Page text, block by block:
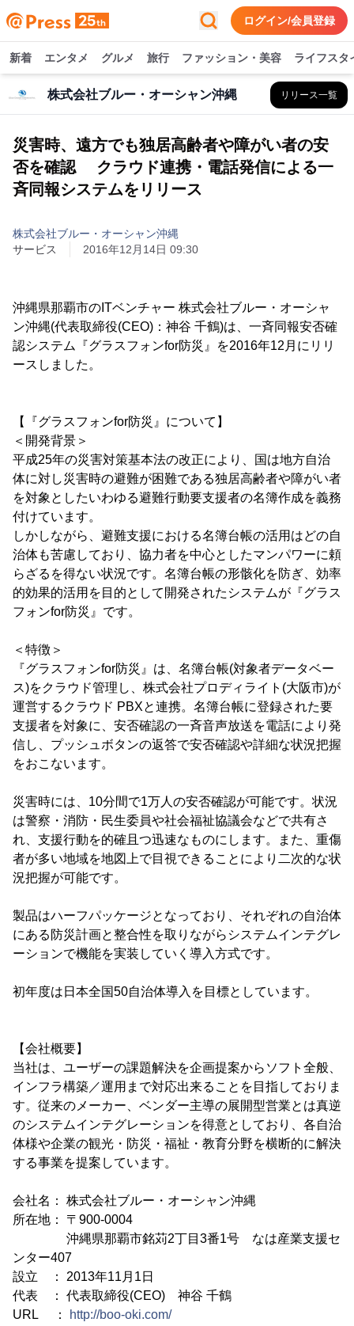
ログイン/会員登録
新着 エンタメ グルメ 旅行 ファッション・美容 ライフスタ
株式会社ブルー・オーシャン沖縄 リリース一覧
災害時、遠方でも独居高齢者や障がい者の安
否を確認 クラウド連携・電話発信による一
斉同報システムをリリース
株式会社ブルー・オーシャン沖縄
サービス
2016年12月14日 09:30
沖縄県那覇市のITベンチャー 株式会社ブルー・オーシャ
ン沖縄(代表取締役(CEO)：神谷 千鶴)は、一斉同報安否確
認システム『グラスフォンfor防災』を2016年12月にリリ
ースしました。
【『グラスフォンfor防災』について】
＜開発背景＞
平成25年の災害対策基本法の改正により、国は地方自治
体に対し災害時の避難が困難である独居高齢者や障がい者
を対象としたいわゆる避難行動要支援者の名簿作成を義務
付けています。
しかしながら、避難支援における名簿台帳の活用はどの自
治体も苦慮しており、協力者を中心としたマンパワーに頼
らざるを得ない状況です。名簿台帳の形骸化を防ぎ、効率
的効果的活用を目的として開発されたシステムが『グラス
フォンfor防災』です。
＜特徴＞
『グラスフォンfor防災』は、名簿台帳(対象者データベー
ス)をクラウド管理し、株式会社プロディライト(大阪市)が
運営するクラウド PBXと連携。名簿台帳に登録された要
支援者を対象に、安否確認の一斉音声放送を電話により発
信し、プッシュボタンの返答で安否確認や詳細な状況把握
をおこないます。
災害時には、10分間で1万人の安否確認が可能です。状況
は警察・消防・民生委員や社会福祉協議会などで共有さ
れ、支援行動を的確且つ迅速なものにします。また、重傷
者が多い地域を地図上で目視できることにより二次的な状
況把握が可能です。
製品はハーフパッケージとなっており、それぞれの自治体
にある防災計画と整合性を取りながらシステムインテグレ
ーションで機能を実装していく導入方式です。
初年度は日本全国50自治体導入を目標としています。
【会社概要】
当社は、ユーザーの課題解決を企画提案からソフト全般、
インフラ構築／運用まで対応出来ることを目指しておりま
す。従来のメーカー、ベンダー主導の展開型営業とは真逆
のシステムインテグレーションを得意としており、各自治
体様や企業の観光・防災・福祉・教育分野を横断的に解決
する事業を提案しています。
会社名： 株式会社ブルー・オーシャン沖縄
所在地： 〒900-0004
沖縄県那覇市銘苅2丁目3番1号 なは産業支援セ
ンター407
設立 ： 2013年11月1日
代表 ： 代表取締役(CEO) 神谷 千鶴
URL ：
http://boo-oki.com/